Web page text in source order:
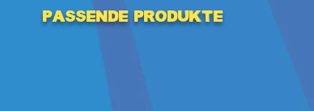
Passende Produkte